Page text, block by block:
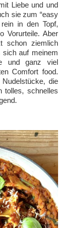
Liebe und und
sie zum “easy
in den Topf,
Vorurteile. Aber
schon ziemlich
sich auf meinem
und ganz viel
Comfort food.
die
tolles, schnelles